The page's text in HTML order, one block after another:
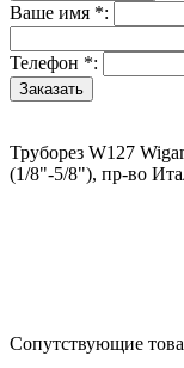
Ваше имя *:
Телефон *:
Труборез W127
(1/8"-5/8"), пр-во
Сопутствующие